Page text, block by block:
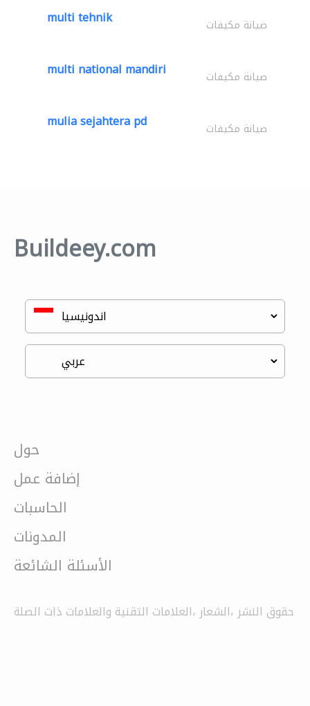
multi tehnik صيانة مكيفات
multi national mandiri صيانة مكيفات
mulia sejahtera pd صيانة مكيفات
Buildeey.com
حول
إضافة عمل
الحاسبات
المدونات
الأسئلة الشائعة
حقوق النشر ،الشعار ،العلامات التقنية والعلامات ذات الصلة